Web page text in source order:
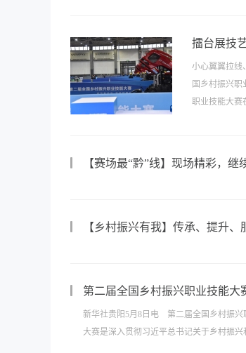
擂台展技
小心翼翼拉线
国乡村振兴职
职业技能大赛
【赛场最“黔”线】现场精彩，继
【乡村振兴有我】传承、提升
第二届全国乡村振兴职业技能大
新华社贵阳5月8日电 第二届全国乡村振兴
大赛是深入贯彻习近平总书记关于乡村振